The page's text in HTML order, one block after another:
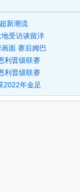
新潮流
受访谈留洋
面 赛后姆巴
利晋级联赛
利晋级联赛
2022年金足